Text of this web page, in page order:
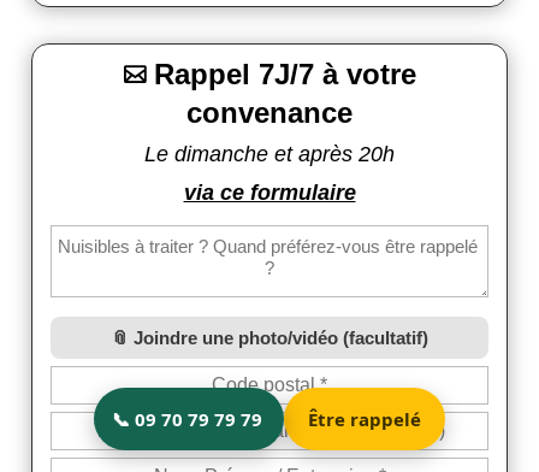
Rappel 7J/7 à votre
convenance
Le dimanche et après 20h
via ce formulaire
Joindre une photo/vidéo (facultatif)